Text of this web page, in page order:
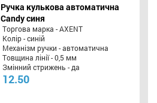
Ручка кулькова автоматична
Candy синя
Торгова марка - AXENT
Колір - синій
Механізм ручки - автоматична
Товщина лінії - 0,5 мм
Змінний стрижень - да
12.50